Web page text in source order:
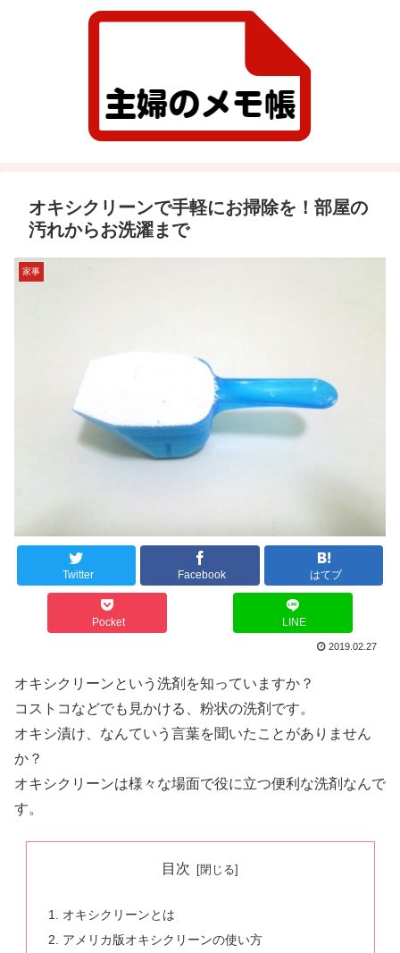
オキシクリーンで手軽にお掃除を！部屋の
汚れからお洗濯まで
家事
Twitter Facebook はてブ
Pocket LINE
2019.02.27
オキシクリーンという洗剤を知っていますか？
コストコなどでも見かける、粉状の洗剤です。
オキシ漬け、なんていう言葉を聞いたことがありません
か？
オキシクリーンは様々な場面で役に立つ便利な洗剤なんで
す。
目次
オキシクリーンとは
アメリカ版オキシクリーンの使い方